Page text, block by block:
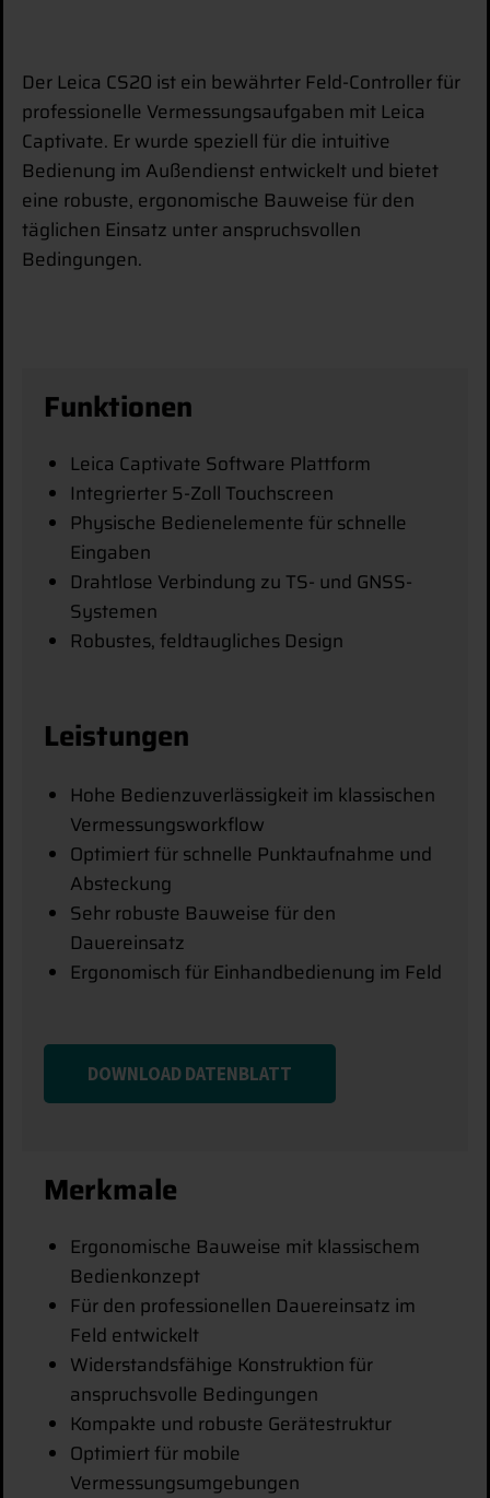
Der Leica CS20 ist ein bewährter Feld-Controller für
professionelle Vermessungsaufgaben mit Leica
Captivate. Er wurde speziell für die intuitive
Bedienung im Außendienst entwickelt und bietet
eine robuste, ergonomische Bauweise für den
täglichen Einsatz unter anspruchsvollen
Bedingungen.
Funktionen
Leica Captivate Software Plattform
Integrierter 5-Zoll Touchscreen
Physische Bedienelemente für schnelle
Eingaben
Drahtlose Verbindung zu TS- und GNSS-
Systemen
Robustes, feldtaugliches Design
Leistungen
Hohe Bedienzuverlässigkeit im klassischen
Vermessungsworkflow
Optimiert für schnelle Punktaufnahme und
Absteckung
Sehr robuste Bauweise für den
Dauereinsatz
Ergonomisch für Einhandbedienung im Feld
DOWNLOAD DATENBLATT
Merkmale
Ergonomische Bauweise mit klassischem
Bedienkonzept
Für den professionellen Dauereinsatz im
Feld entwickelt
Widerstandsfähige Konstruktion für
anspruchsvolle Bedingungen
Kompakte und robuste Gerätestruktur
Optimiert für mobile
Vermessungsumgebungen